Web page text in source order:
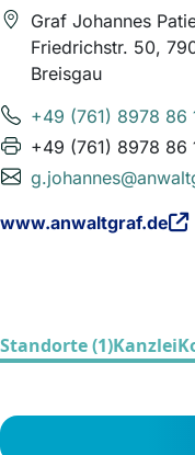
Graf Johannes
Friedrichstr. 50,
Breisgau
+49 (761) 8978 86
+49 (761) 8978 86
www.anwaltgraf.de
Standorte (1)Kanzlei